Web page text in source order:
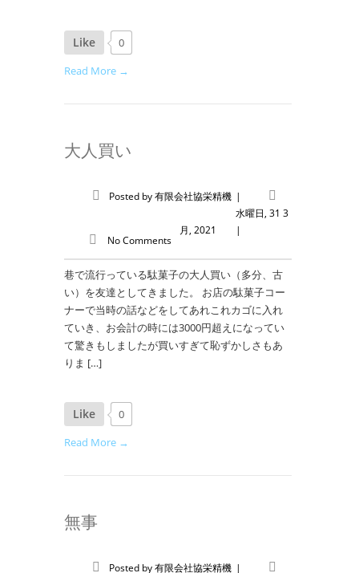
Like
0
Read More →
大人買い
Posted by有限会社協栄精機 |
水曜日, 31 3
月, 2021
|
No Comments
巷で流行っている駄菓子の大人買い（多分、古
い）を友達としてきました。 お店の駄菓子コー
ナーで当時の話などをしてあれこれカゴに入れ
ていき、お会計の時には3000円超えになってい
て驚きもしましたが買いすぎて恥ずかしさもあ
りま […]
Like
0
Read More →
無事
Posted by有限会社協栄精機 |